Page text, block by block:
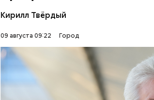
Кирилл Твёрдый
09 августа 09:22 Город
— Призвание строителей —
счастье. И за это я от всего
строит будущее России, —
СТРОИТЕЛЬСТВО
СЕРГЕЙ СОБЯНИН
ПОЗДРАВЛЕНИЯ